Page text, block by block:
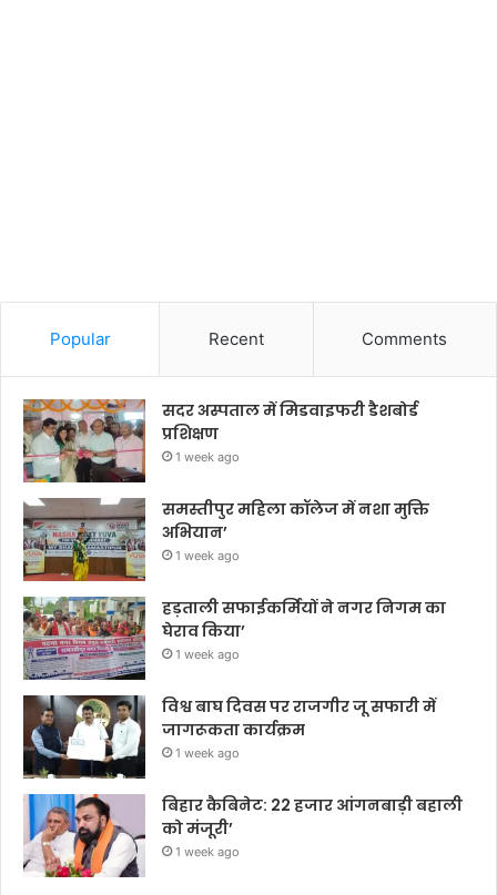
Popular Recent Comments
सदर अस्पताल में मिडवाइफरी डैशबोर्ड
प्रशिक्षण
1 week ago
समस्तीपुर महिला कॉलेज में नशा मुक्ति
अभियान’
1 week ago
हड़ताली सफाईकर्मियों ने नगर निगम का
घेराव किया’
1 week ago
विश्व बाघ दिवस पर राजगीर जू सफारी में
जागरूकता कार्यक्रम
1 week ago
बिहार कैबिनेट: 22 हजार आंगनबाड़ी बहाली
को मंजूरी’
1 week ago